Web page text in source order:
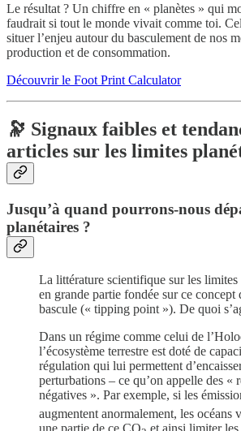
Le résultat ? Un chiffre en « planètes » qui
faudrait si tout le monde vivait comme toi.
situer l’enjeu autour du basculement de nos
production et de consommation.
Découvrir le Foot Print Calculator
🔭 Signaux faibles et
articles sur les limites
Jusqu’à quand pourrons-nous
planétaires ?
La littérature scientifique sur les limites
en grande partie fondée sur ce concept
bascule (« tipping point »). De quoi
Dans un régime comme celui de
l’écosystème terrestre est doté de
régulation qui lui permettent
perturbations – ce qu’on appelle des «
négatives ». Par exemple, si les
augmentent anormalement, les océans
une partie de ce CO
et ainsi limiter